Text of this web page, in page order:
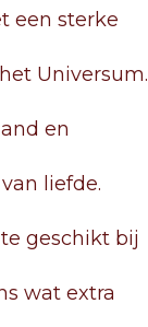
een sterke
Universum.
en
liefde.
geschikt bij
wat extra